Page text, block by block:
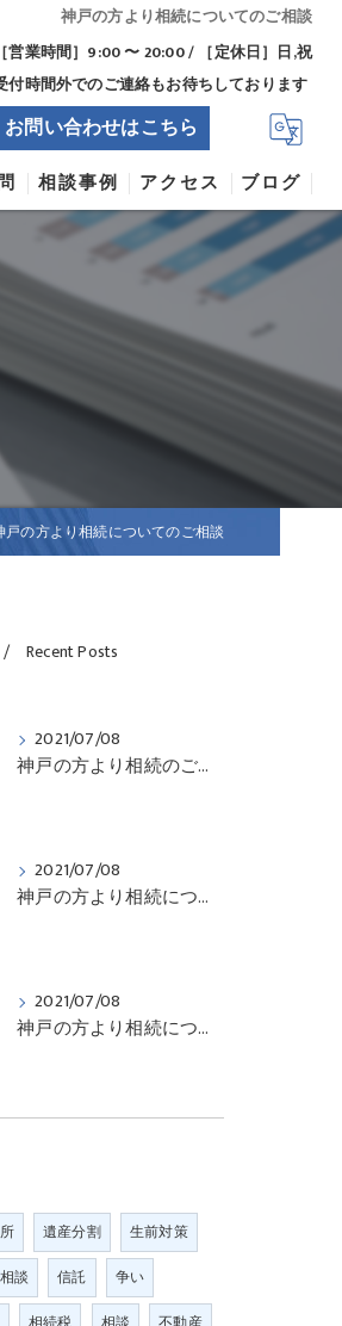
神戸の方より相続についてのご相談
［営業時間］9:00 〜 20:00 / ［定休日］日,祝
付時間外でのご連絡もお待ちしております
お問い合わせはこちら
相談事例 アクセス
ドアーズ司法書士法人
ブログ
戸の方より相続についてのご相談
Recent Posts
2021/07/08
神戸の方より相続のご相談
2021/07/08
神戸の方より相続についてご相談
2021/07/08
神戸の方より相続についてご相談
遺産分割
生前対策
談 信託
争い